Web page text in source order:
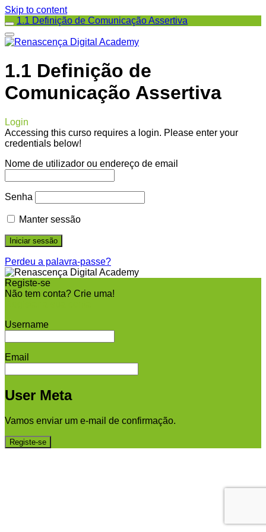
Skip to content
1.1 Definição de Comunicação Assertiva
1.1 Definição de
Comunicação Assertiva
Login
Accessing this curso requires a login. Please enter your
credentials below!
Nome de utilizador ou endereço de email
Senha
Manter sessão
Perdeu a palavra-passe?
Registe-se
Não tem conta? Crie uma!
Username
Email
User Meta
Vamos enviar um e-mail de confirmação.